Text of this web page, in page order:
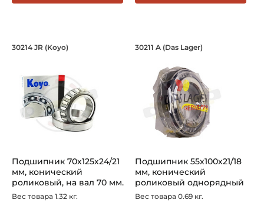
Подшипник 70х125х24/21 мм,
30214 JR (Koyo)
Подшипник 70х125х24/21
мм, конический
роликовый, на вал 70 мм.
Артикул ...
Вес товара 1.32 кг.
Подшипник
30211 A (Das Lager)
Подшипник 55х100х21/18
мм, конический
роликовый однорядный
на вал 55 мм...
Вес товара 0.69 кг.